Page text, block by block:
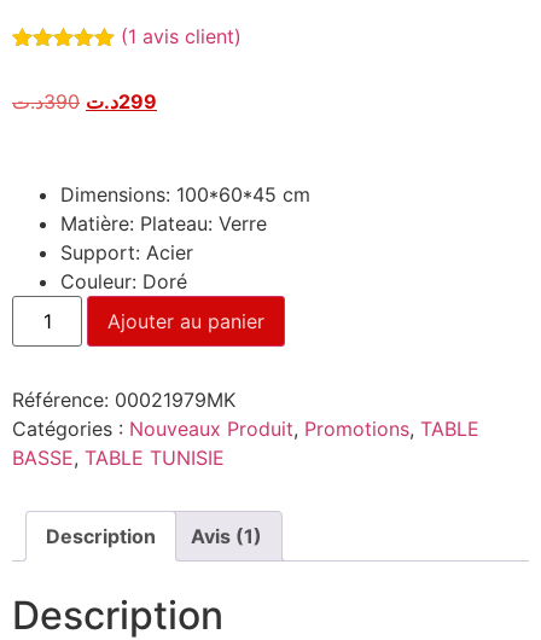
basé sur
(1 avis client)
390د.ت 299د.ت
Dimensions: 100*60*45 cm
Matière: Plateau: Verre
Support: Acier
Couleur: Doré
Ajouter au panier
Référence: 00021979MK
Catégories : Nouveaux Produit, Promotions, TABLE
BASSE, TABLE TUNISIE
Description Avis (1)
Description